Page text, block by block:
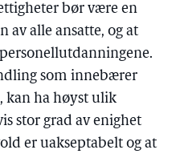
bør være en
alle ansatte, og at
som innebærer
kan ha høyst ulik
stor grad av enighet
er uakseptabelt og at